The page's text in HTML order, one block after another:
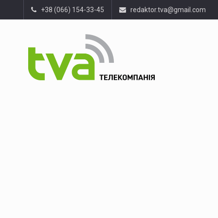
+38 (066) 154-33-45 redaktor.tva@gmail.com